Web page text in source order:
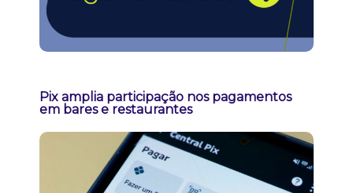
Pix amplia participação nos pagamentos
em bares e restaurantes